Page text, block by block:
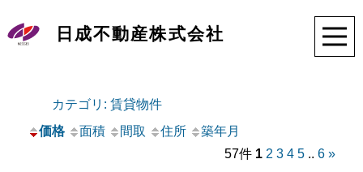
日成不動産株式会社
カテゴリ: 賃貸物件
価格 面積 間取 住所
築年月
57件 1 2 3 4 5.. 6 »